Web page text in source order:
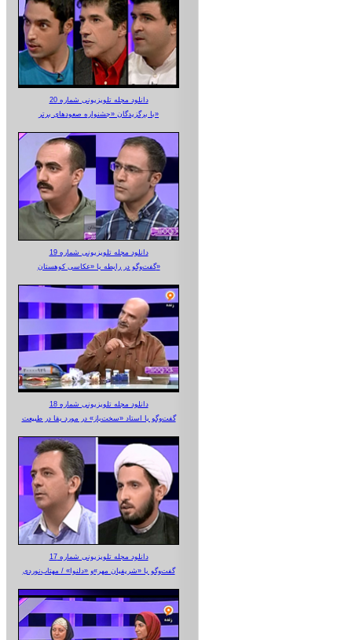
دانلود مجله تلویزیونی شماره 20
با برگزیدگان «جشنواره صعودهای برتر»
دانلود مجله تلویزیونی شماره 19
گفت‌وگو در رابطه با «عکاسی کوهستان»
دانلود مجله تلویزیونی شماره 18
گفت‌وگو با استاد «سخت‌باز» در مورد بقا در طبیعت
دانلود مجله تلویزیونی شماره 17
گفت‌وگو با «شریفیان مهر»‌و «دلنوا» / مهتاب‌نوردی